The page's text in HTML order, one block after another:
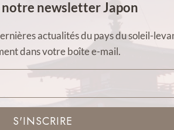
newsletter Japon
actualités du pays du soleil-
dans votre boîte e-mail.
S'INSCRIRE